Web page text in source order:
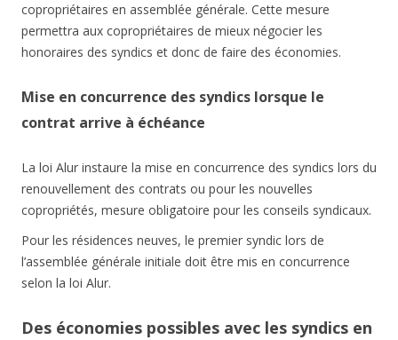
copropriétaires en assemblée générale. Cette mesure
permettra aux copropriétaires de mieux négocier les
honoraires des syndics et donc de faire des économies.
Mise en concurrence des syndics lorsque le
contrat arrive à échéance
La loi Alur instaure la mise en concurrence des syndics lors du
renouvellement des contrats ou pour les nouvelles
copropriétés, mesure obligatoire pour les conseils syndicaux.
Pour les résidences neuves, le premier syndic lors de
l’assemblée générale initiale doit être mis en concurrence
selon la loi Alur.
Des économies possibles avec les syndics en